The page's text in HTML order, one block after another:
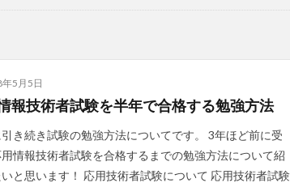
5月5日
報技術者試験を半年で合格する勉強方法
き続き試験の勉強方法についてです。 3年ほど前に受
情報技術者試験を合格するまでの勉強方法について紹
と思います！ 応用技術者試験について 応用技術者試験